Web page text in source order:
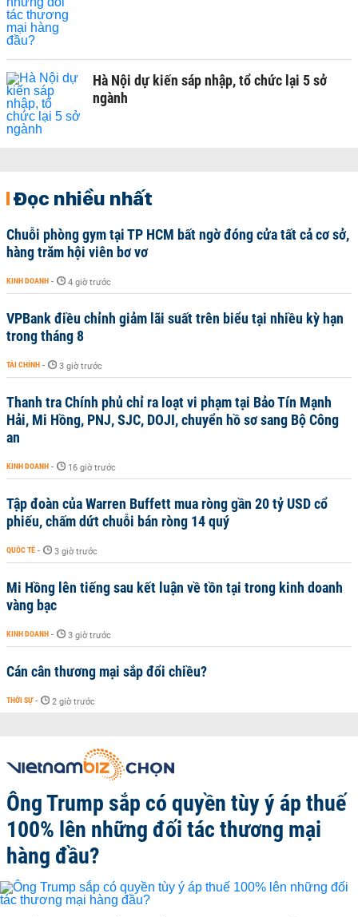
Hà Nội dự kiến sáp nhập, tổ chức lại 5 sở
ngành
Đọc nhiều nhất
Chuỗi phòng gym tại TP HCM bất ngờ đóng cửa tất cả cơ sở,
hàng trăm hội viên bơ vơ
KINH DOANH - 4 giờ trước
VPBank điều chỉnh giảm lãi suất trên biểu tại nhiều kỳ hạn
trong tháng 8
TÀI CHÍNH - 3 giờ trước
Thanh tra Chính phủ chỉ ra loạt vi phạm tại Bảo Tín Mạnh
Hải, Mi Hồng, PNJ, SJC, DOJI, chuyển hồ sơ sang Bộ Công
an
KINH DOANH - 16 giờ trước
Tập đoàn của Warren Buffett mua ròng gần 20 tỷ USD cổ
phiếu, chấm dứt chuỗi bán ròng 14 quý
QUỐC TẾ - 3 giờ trước
Mi Hồng lên tiếng sau kết luận về tồn tại trong kinh doanh
vàng bạc
KINH DOANH - 3 giờ trước
Cán cân thương mại sắp đổi chiều?
THỜI SỰ - 2 giờ trước
Ông Trump sắp có quyền tùy ý áp thuế
100% lên những đối tác thương mại
hàng đầu?